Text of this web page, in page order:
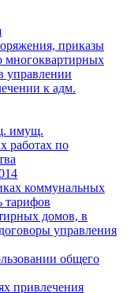
приказы
управлении
к адм.
имущ.
работах по
коммунальных
тарифов
домов, в
управления
общего
привлечения